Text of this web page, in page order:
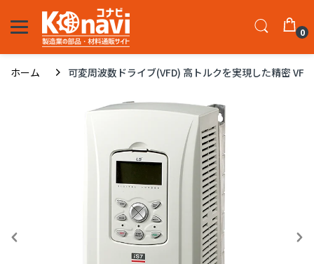
0
ホーム 可変周波数ドライブ(VFD) 高トルクを実現した精密